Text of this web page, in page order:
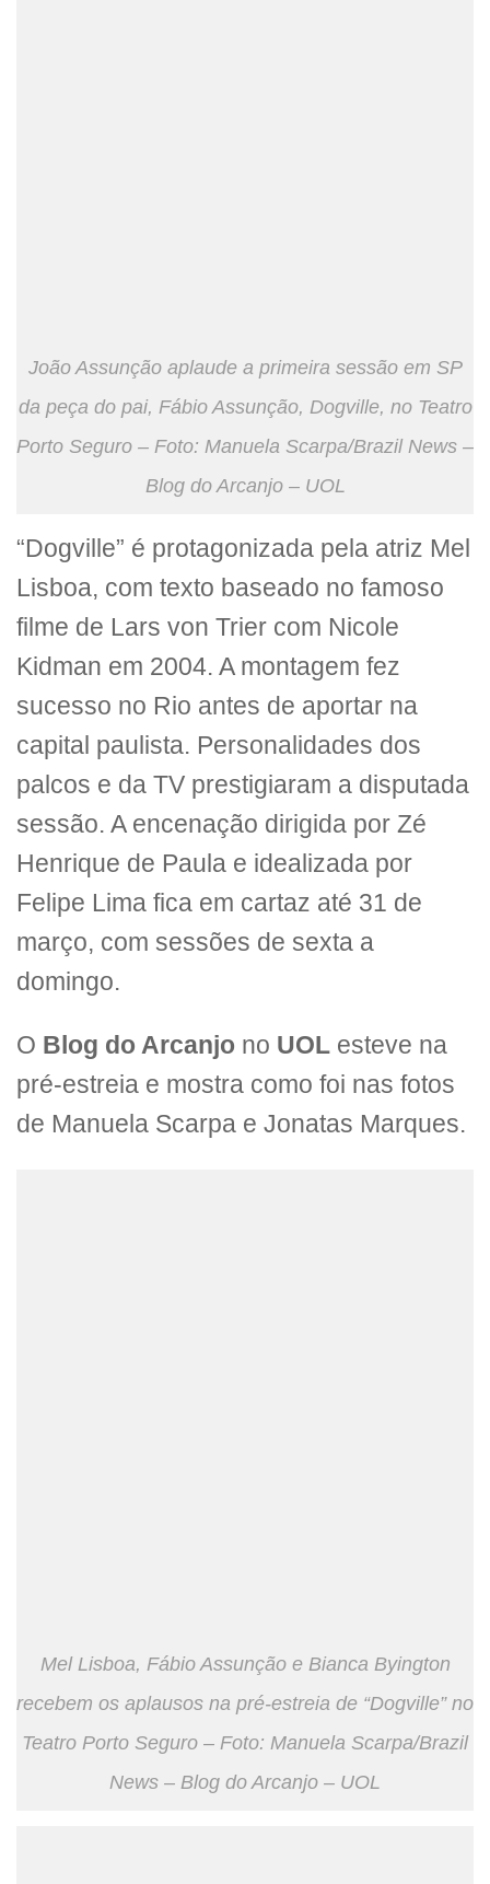
João Assunção aplaude a primeira sessão em SP
da peça do pai, Fábio Assunção, Dogville, no Teatro
Porto Seguro – Foto: Manuela Scarpa/Brazil News –
Blog do Arcanjo – UOL
“Dogville” é protagonizada pela atriz Mel
Lisboa, com texto baseado no famoso
filme de Lars von Trier com Nicole
Kidman em 2004. A montagem fez
sucesso no Rio antes de aportar na
capital paulista. Personalidades dos
palcos e da TV prestigiaram a disputada
sessão. A encenação dirigida por Zé
Henrique de Paula e idealizada por
Felipe Lima fica em cartaz até 31 de
março, com sessões de sexta a
domingo.
O Blog do Arcanjo no UOL esteve na
pré-estreia e mostra como foi nas fotos
de Manuela Scarpa e Jonatas Marques.
Mel Lisboa, Fábio Assunção e Bianca Byington
recebem os aplausos na pré-estreia de “Dogville” no
Teatro Porto Seguro – Foto: Manuela Scarpa/Brazil
News – Blog do Arcanjo – UOL